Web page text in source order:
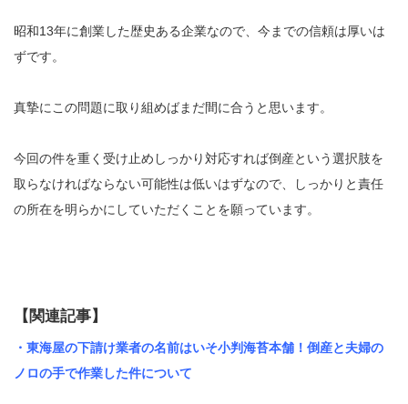
昭和13年に創業した歴史ある企業なので、今までの信頼は厚いは
ずです。
真摯にこの問題に取り組めばまだ間に合うと思います。
今回の件を重く受け止めしっかり対応すれば倒産という選択肢を
取らなければならない可能性は低いはずなので、しっかりと責任
の所在を明らかにしていただくことを願っています。
【関連記事】
・東海屋の下請け業者の名前はいそ小判海苔本舗！倒産と夫婦の
ノロの手で作業した件について